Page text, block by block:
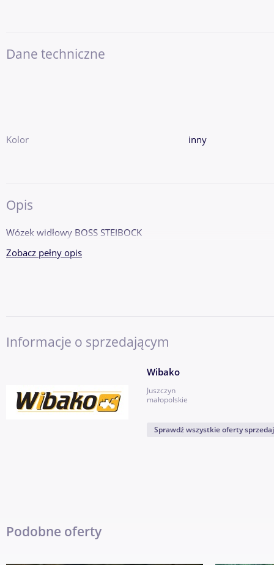
Dane techniczne
Kolor inny
Opis
Zobacz pełny opis
Informacje o sprzedającym
Wibako
Juszczyn
małopolskie
Sprawdź wszystkie oferty
Podobne oferty